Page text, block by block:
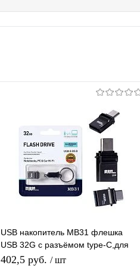
USB накопитель MB31 флешка
USB 32G с разъёмом type-C,для
ноутбука, компьютера,
402,5 руб. / шт